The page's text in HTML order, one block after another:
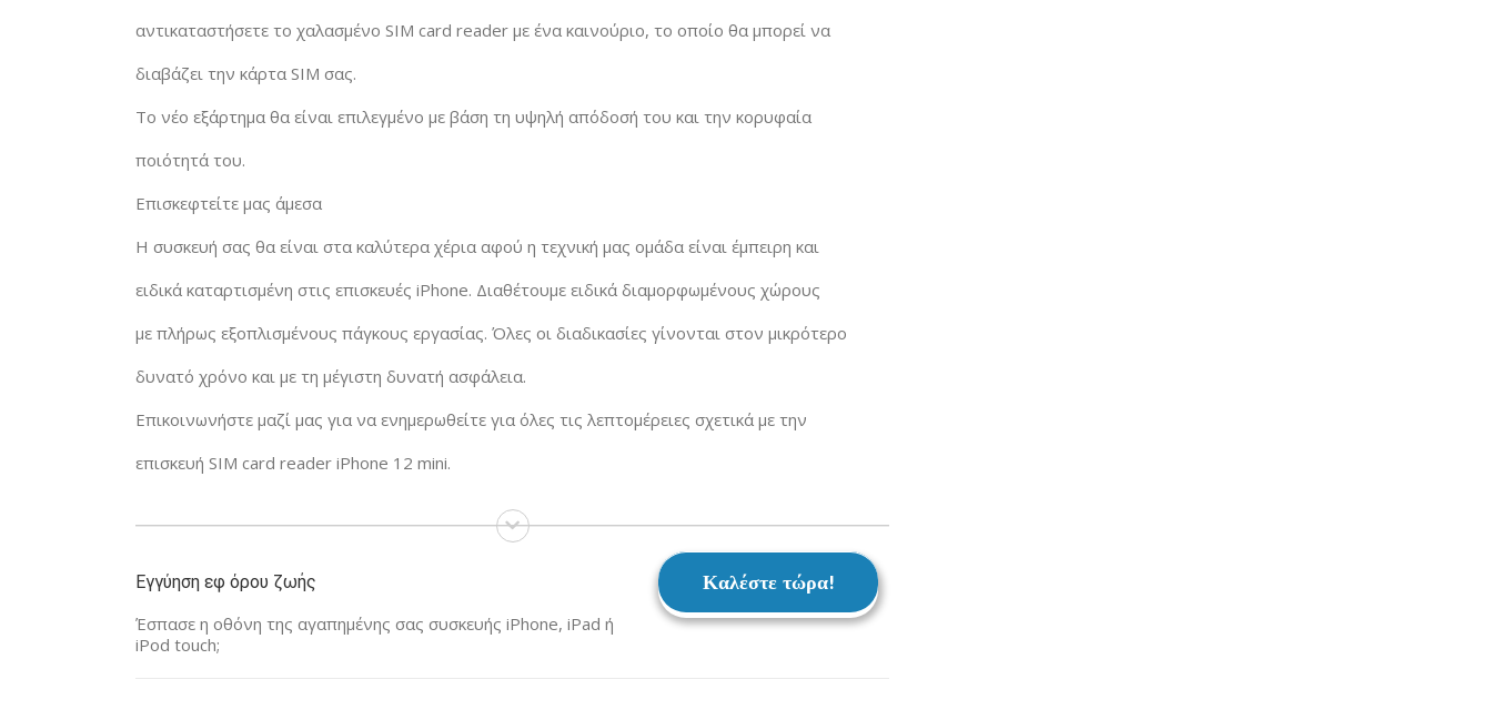
αντικαταστήσετε το χαλασμένο SIM card reader με ένα καινούριο, το οποίο θα μπορεί να
διαβάζει την κάρτα SIM σας.
Το νέο εξάρτημα θα είναι επιλεγμένο με βάση τη υψηλή απόδοσή του και την κορυφαία
ποιότητά του.
Επισκεφτείτε μας άμεσα
Η συσκευή σας θα είναι στα καλύτερα χέρια αφού η τεχνική μας ομάδα είναι έμπειρη και
ειδικά καταρτισμένη στις επισκευές iPhone. Διαθέτουμε ειδικά διαμορφωμένους χώρους
με πλήρως εξοπλισμένους πάγκους εργασίας. Όλες οι διαδικασίες γίνονται στον μικρότερο
δυνατό χρόνο και με τη μέγιστη δυνατή ασφάλεια.
Επικοινωνήστε μαζί μας για να ενημερωθείτε για όλες τις λεπτομέρειες σχετικά με την
επισκευή SIM card reader iPhone 12 mini.
Εγγύηση εφ όρου ζωής
Έσπασε η οθόνη της αγαπημένης σας συσκευής iPhone, iPad ή
iPod touch;
Καλέστε τώρα!